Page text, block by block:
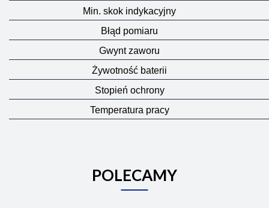
Min. skok indykacyjny
Błąd pomiaru
Gwynt zaworu
Żywotność baterii
Stopień ochrony
Temperatura pracy
POLECAMY